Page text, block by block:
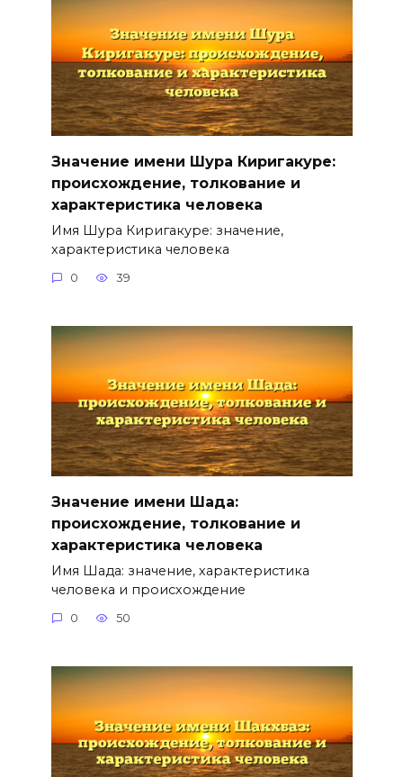
Значение имени Шура Киригакуре:
происхождение, толкование и
характеристика человека
Имя Шура Киригакуре: значение,
характеристика человека
0 39
Значение имени Шада:
происхождение, толкование и
характеристика человека
Имя Шада: значение, характеристика
человека и происхождение
0 50